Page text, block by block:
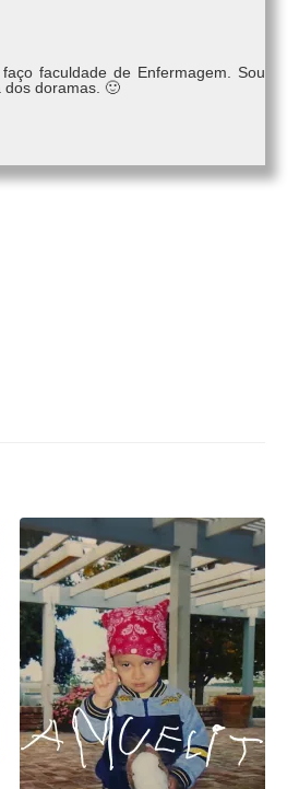
faculdade de Enfermagem. Sou
dos doramas. 🙂